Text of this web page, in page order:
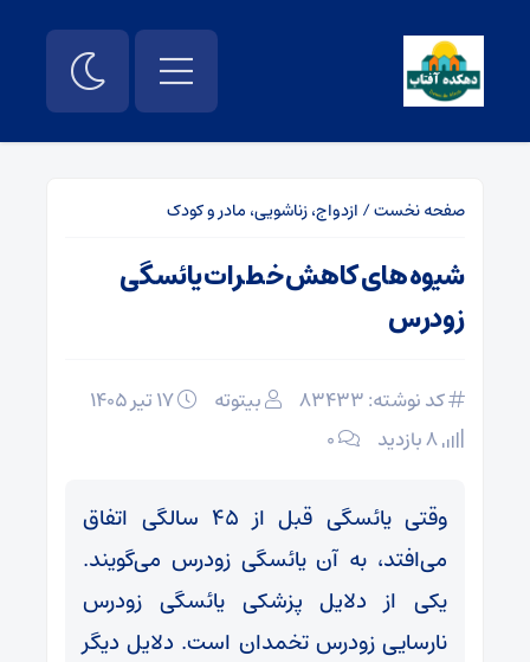
صفحه نخست/ ازدواج، زناشویی، مادر و کودک
شیوه های کاهش خطرات یائسگی
زودرس
کد نوشته: 83433 بیتوته
۰
وقتی یائسگی قبل از 45 سالگی اتفاق
می‌افتد، به آن یائسگی زودرس می‌گویند.
یکی از دلایل پزشکی یائسگی زودرس
نارسایی زودرس تخمدان است. دلایل دیگر